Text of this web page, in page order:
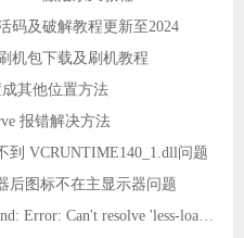
码及破解教程更新至2024
机包下载及刷机教程
其他位置方法
报错解决方法
到 VCRUNTIME140_1.dll问题
后图标不在主显示器问题
解决Vue报错Module not found: Error: Can't resolve 'less-loader' in 'C:\Users\Hm\Desktop\vue\vue_shop'问题